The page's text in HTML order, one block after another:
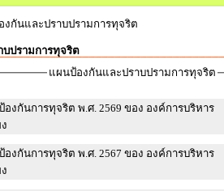
กันและปราบปรามการทุจริต
ปรามการทุจริต
แผนป้องกันและปราบปรามการทุจริต
งกันการทุจริต พ.ศ. 2569 ของ องค์การบริหาร
งกันการทุจริต พ.ศ. 2567 ของ องค์การบริหาร